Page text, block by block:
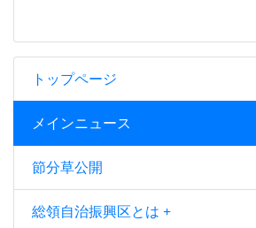
トップページ
メインニュース
節分草公開
総領自治振興区とは